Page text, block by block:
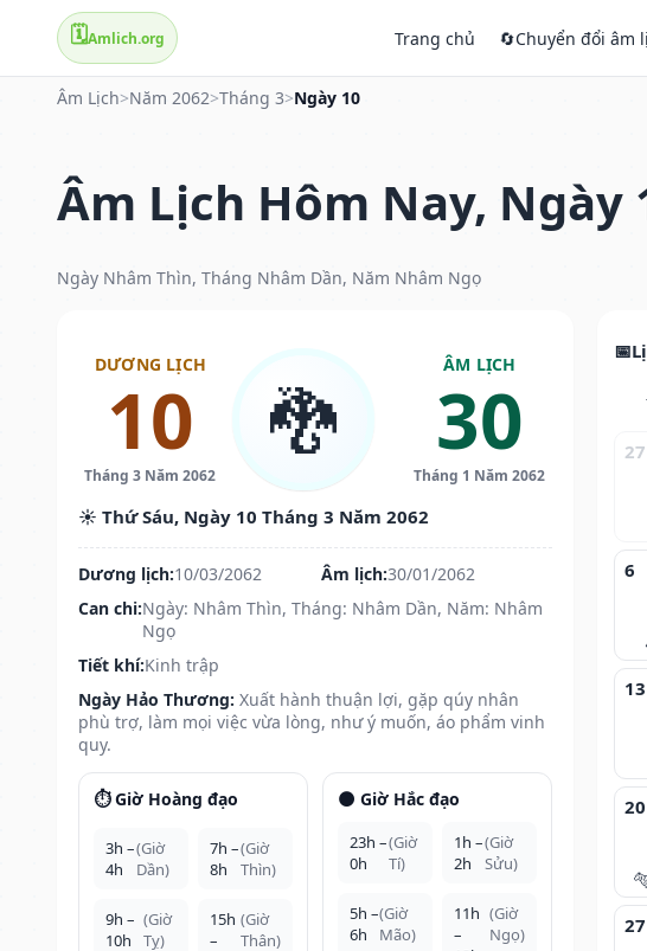
🗓️Amlich.org Trang chủ 🔄Chuyển đổi âm
Âm Lịch>Năm 2062>Tháng 3>Ngày 10
Âm Lịch Hôm Nay, Ngày
Ngày Nhâm Thìn, Tháng Nhâm Dần, Năm Nhâm Ngọ
DƯƠNG LỊCH
10
Tháng 3 Năm 2062
🐉
ÂM LỊCH
30
Tháng 1 Năm 2062
☀️ Thứ Sáu, Ngày 10 Tháng 3 Năm 2062
Dương lịch:10/03/2062 Âm lịch:30/01/2062
Can chi:Ngày: Nhâm Thìn, Tháng: Nhâm Dần, Năm: Nhâm
Ngọ
Tiết khí:Kinh trập
Ngày Hảo Thương: Xuất hành thuận lợi, gặp qúy nhân
phù trợ, làm mọi việc vừa lòng, như ý muốn, áo phẩm vinh
quy.
⏱️ Giờ Hoàng đạo
3h –
4h
(Giờ
Dần)
7h –
8h
(Giờ
Thìn)
9h –
10h
(Giờ
Tỵ)
15h
–
(Giờ
Thân)
🌑 Giờ Hắc đạo
23h –
0h
(Giờ
Tí)
1h –
2h
(Giờ
Sửu)
5h –
6h
(Giờ
Mão)
11h
–
(Giờ
Ngọ)
27
6
13
20
27